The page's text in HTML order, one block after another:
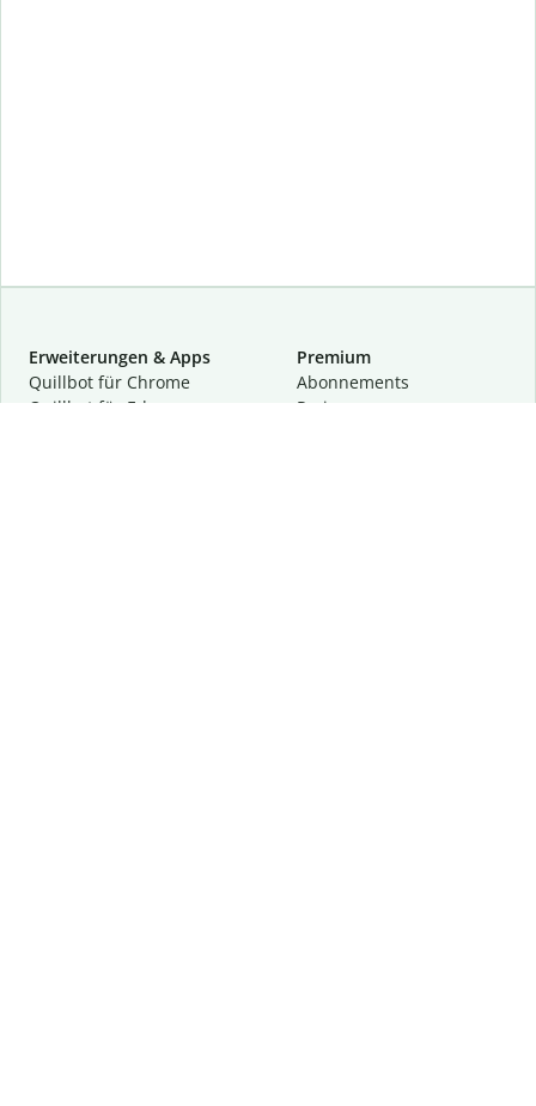
Erweiterungen & Apps
Quillbot für Chrome
Quillbot für Edge
Premium
Abon­ne­ments
Preise